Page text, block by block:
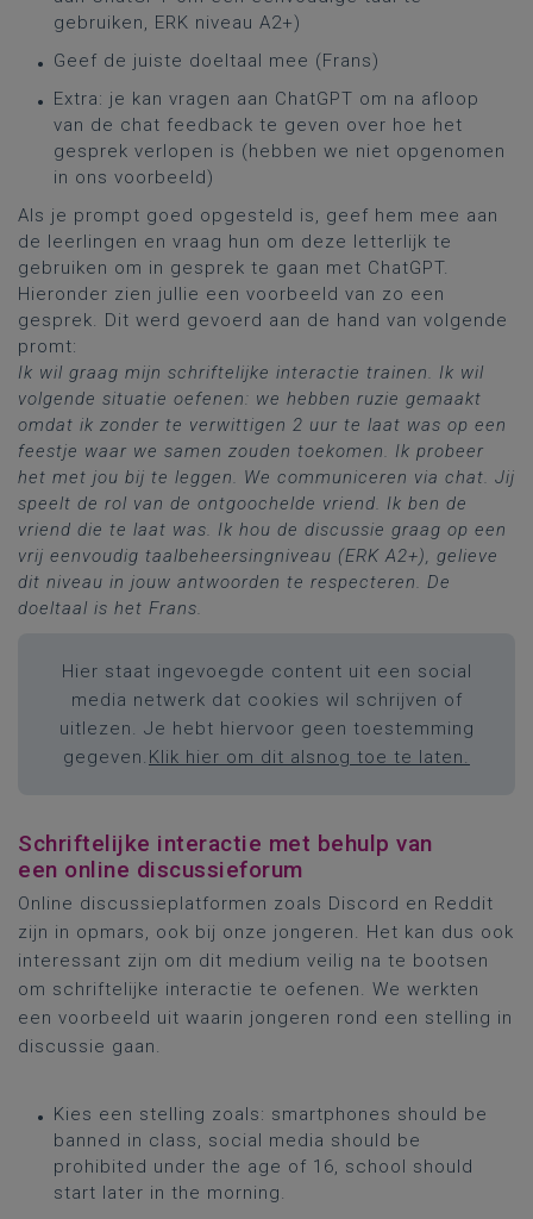
gebruiken, ERK niveau A2+)
Geef de juiste doeltaal mee (Frans)
Extra: je kan vragen aan ChatGPT om na afloop
van de chat feedback te geven over hoe het
gesprek verlopen is (hebben we niet opgenomen
in ons voorbeeld)
Als je prompt goed opgesteld is, geef hem mee aan
de leerlingen en vraag hun om deze letterlijk te
gebruiken om in gesprek te gaan met ChatGPT.
Hieronder zien jullie een voorbeeld van zo een
gesprek. Dit werd gevoerd aan de hand van volgende
promt:
Ik wil graag mijn schriftelijke interactie trainen. Ik wil
volgende situatie oefenen: we hebben ruzie gemaakt
omdat ik zonder te verwittigen 2 uur te laat was op een
feestje waar we samen zouden toekomen. Ik probeer
het met jou bij te leggen. We communiceren via chat. Jij
speelt de rol van de ontgoochelde vriend. Ik ben de
vriend die te laat was. Ik hou de discussie graag op een
vrij eenvoudig taalbeheersingniveau (ERK A2+), gelieve
dit niveau in jouw antwoorden te respecteren. De
doeltaal is het Frans.
Hier staat ingevoegde content uit een social
media netwerk dat cookies wil schrijven of
uitlezen. Je hebt hiervoor geen toestemming
gegeven. Klik hier om dit alsnog toe te laten.
Schriftelijke interactie met behulp van
een online discussieforum
Online discussieplatformen zoals Discord en Reddit
zijn in opmars, ook bij onze jongeren. Het kan dus ook
interessant zijn om dit medium veilig na te bootsen
om schriftelijke interactie te oefenen. We werkten
een voorbeeld uit waarin jongeren rond een stelling in
discussie gaan.
Kies een stelling zoals: smartphones should be
banned in class, social media should be
prohibited under the age of 16, school should
start later in the morning.